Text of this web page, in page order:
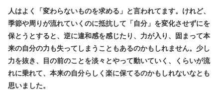
人はよく「変わらないものを求める」と言われてます。けれど、
季節や周りが流れていくのに抵抗して「自分」を変化させずにを
保とうとすると、逆に違和感を感じたり、力が入り、固まって本
来の自分の力も失ってしまうこともあるのかもしれません。少し
力を抜き、目の前のことを淡々とやって動いていく、くらいが流
れに乗れて、本来の自分らしく楽に保てるのかもしれないなとも
思いました。